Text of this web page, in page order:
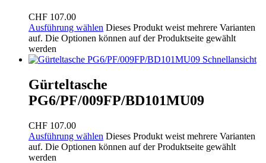
CHF 107.00
Ausführung wählen Dieses Produkt weist mehrere Varianten
auf. Die Optionen können auf der Produktseite gewählt
werden
Schnellansicht
Gürteltasche
PG6/PF/009FP/BD101MU09
CHF 107.00
Ausführung wählen Dieses Produkt weist mehrere Varianten
auf. Die Optionen können auf der Produktseite gewählt
werden